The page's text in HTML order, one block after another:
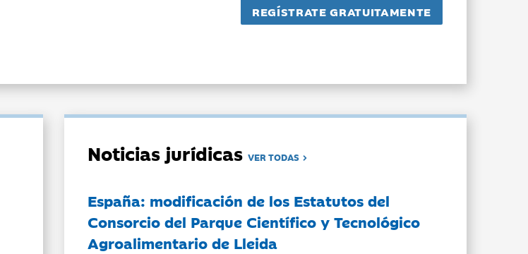
Noticias jurídicasVER TODAS
España: modificación de los Estatutos del
Consorcio del Parque Científico y Tecnológico
Agroalimentario de Lleida